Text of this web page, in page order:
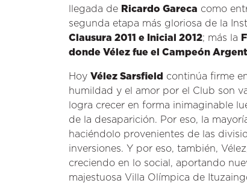
llegada de Ricardo Gareca como
segunda etapa más gloriosa de la
Clausura 2011 e Inicial 2012; más la
donde Vélez fue el Campeón
Hoy Vélez Sarsfield continúa firme
humildad y el amor por el Club son
logra crecer en forma inimaginable
de la desaparición. Por eso, la
haciéndolo provenientes de las
inversiones. Y por eso, también,
creciendo en lo social, aportando
majestuosa Villa Olímpica de